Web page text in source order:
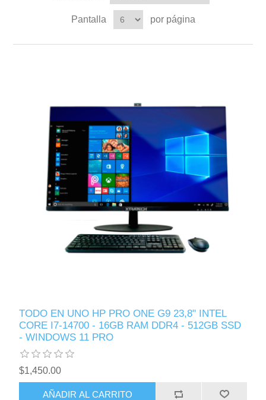
Pantalla por página
TODO EN UNO HP PRO ONE G9 23,8" INTEL
CORE I7-14700 - 16GB RAM DDR4 - 512GB SSD
- WINDOWS 11 PRO
$1,450.00
AÑADIR AL CARRITO